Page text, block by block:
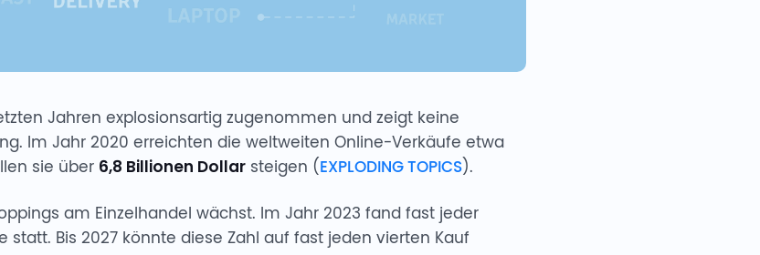
Jahren explosionsartig zugenommen und zeigt keine
Im Jahr 2020 erreichten die weltweiten Online-Verkäufe etwa
sie über 6,8 Billionen Dollarsteigen (EXPLODING TOPICS).
am Einzelhandel wächst. Im Jahr 2023 fand fast jeder
statt. Bis 2027 könnte diese Zahl auf fast jeden vierten Kauf